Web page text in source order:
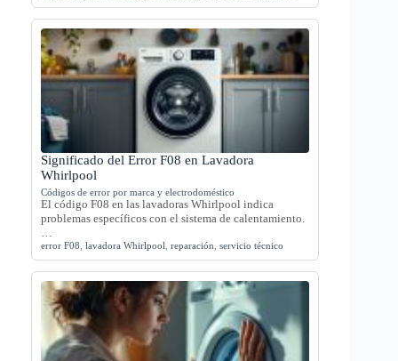
Significado del Error F08 en Lavadora
Whirlpool
Códigos de error por marca y electrodoméstico
El código F08 en las lavadoras Whirlpool indica
problemas específicos con el sistema de calentamiento.
error F08 lavadora Whirlpool reparación servicio técnico